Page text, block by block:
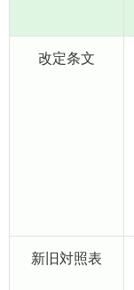
改定条文
新旧対照表